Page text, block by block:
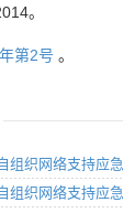
。
第2号 。
组织网络支持应
组织网络支持应